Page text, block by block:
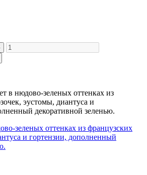
зеленых оттенках из французских
и гортензии, дополненный